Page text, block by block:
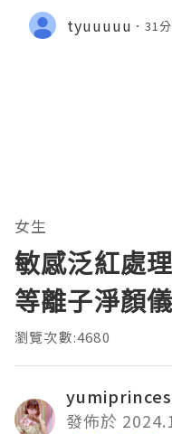
tyuuuuu 31
女生
敏感泛紅處
等離子淨顏儀
瀏覽次數:4680
發佈於